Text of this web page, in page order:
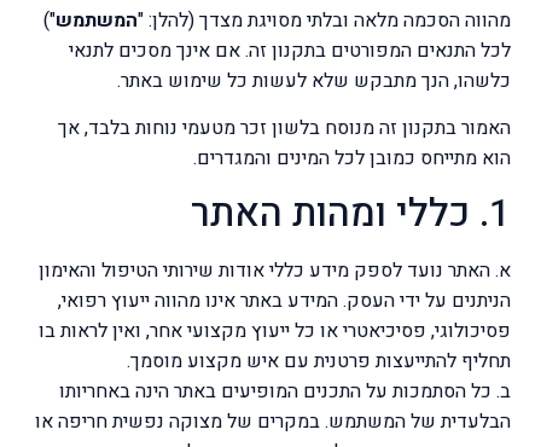
מהווה הסכמה מלאה ובלתי מסויגת מצדך (להלן: "המשתמש")
לכל התנאים המפורטים בתקנון זה. אם אינך מסכים לתנאי
כלשהו, הנך מתבקש שלא לעשות כל שימוש באתר.
האמור בתקנון זה מנוסח בלשון זכר מטעמי נוחות בלבד, אך
הוא מתייחס כמובן לכל המינים והמגדרים.
1. כללי ומהות האתר
א. האתר נועד לספק מידע כללי אודות שירותי הטיפול והאימון
הניתנים על ידי העסק. המידע באתר אינו מהווה ייעוץ רפואי,
פסיכולוגי, פסיכיאטרי או כל ייעוץ מקצועי אחר, ואין לראות בו
תחליף להתייעצות פרטנית עם איש מקצוע מוסמך.
ב. כל הסתמכות על התכנים המופיעים באתר הינה באחריותו
הבלעדית של המשתמש. במקרים של מצוקה נפשית חריפה או